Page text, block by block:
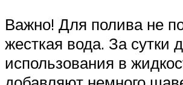
Важно! Для полива не
жесткая вода. За сутки
использования в